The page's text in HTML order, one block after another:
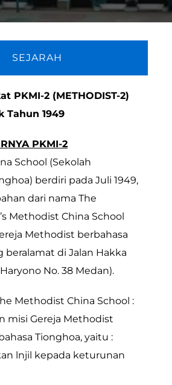
SEJARAH
PKMI-2 (METHODIST-2)
Tahun 1949
PKMI-2
School (Sekolah
berdiri pada Juli 1949,
dari nama The
Methodist China School
Methodist berbahasa
beralamat di Jalan Hakka
No. 38 Medan).
Methodist China School :
misi Gereja Methodist
Tionghoa, yaitu :
lnjil kepada keturunan